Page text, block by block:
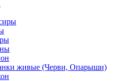
живые (Черви, Опарыши)